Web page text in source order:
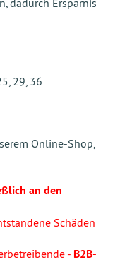
dadurch Ersparnis
29, 36
Online-Shop,
an den
Schäden
- B2B-